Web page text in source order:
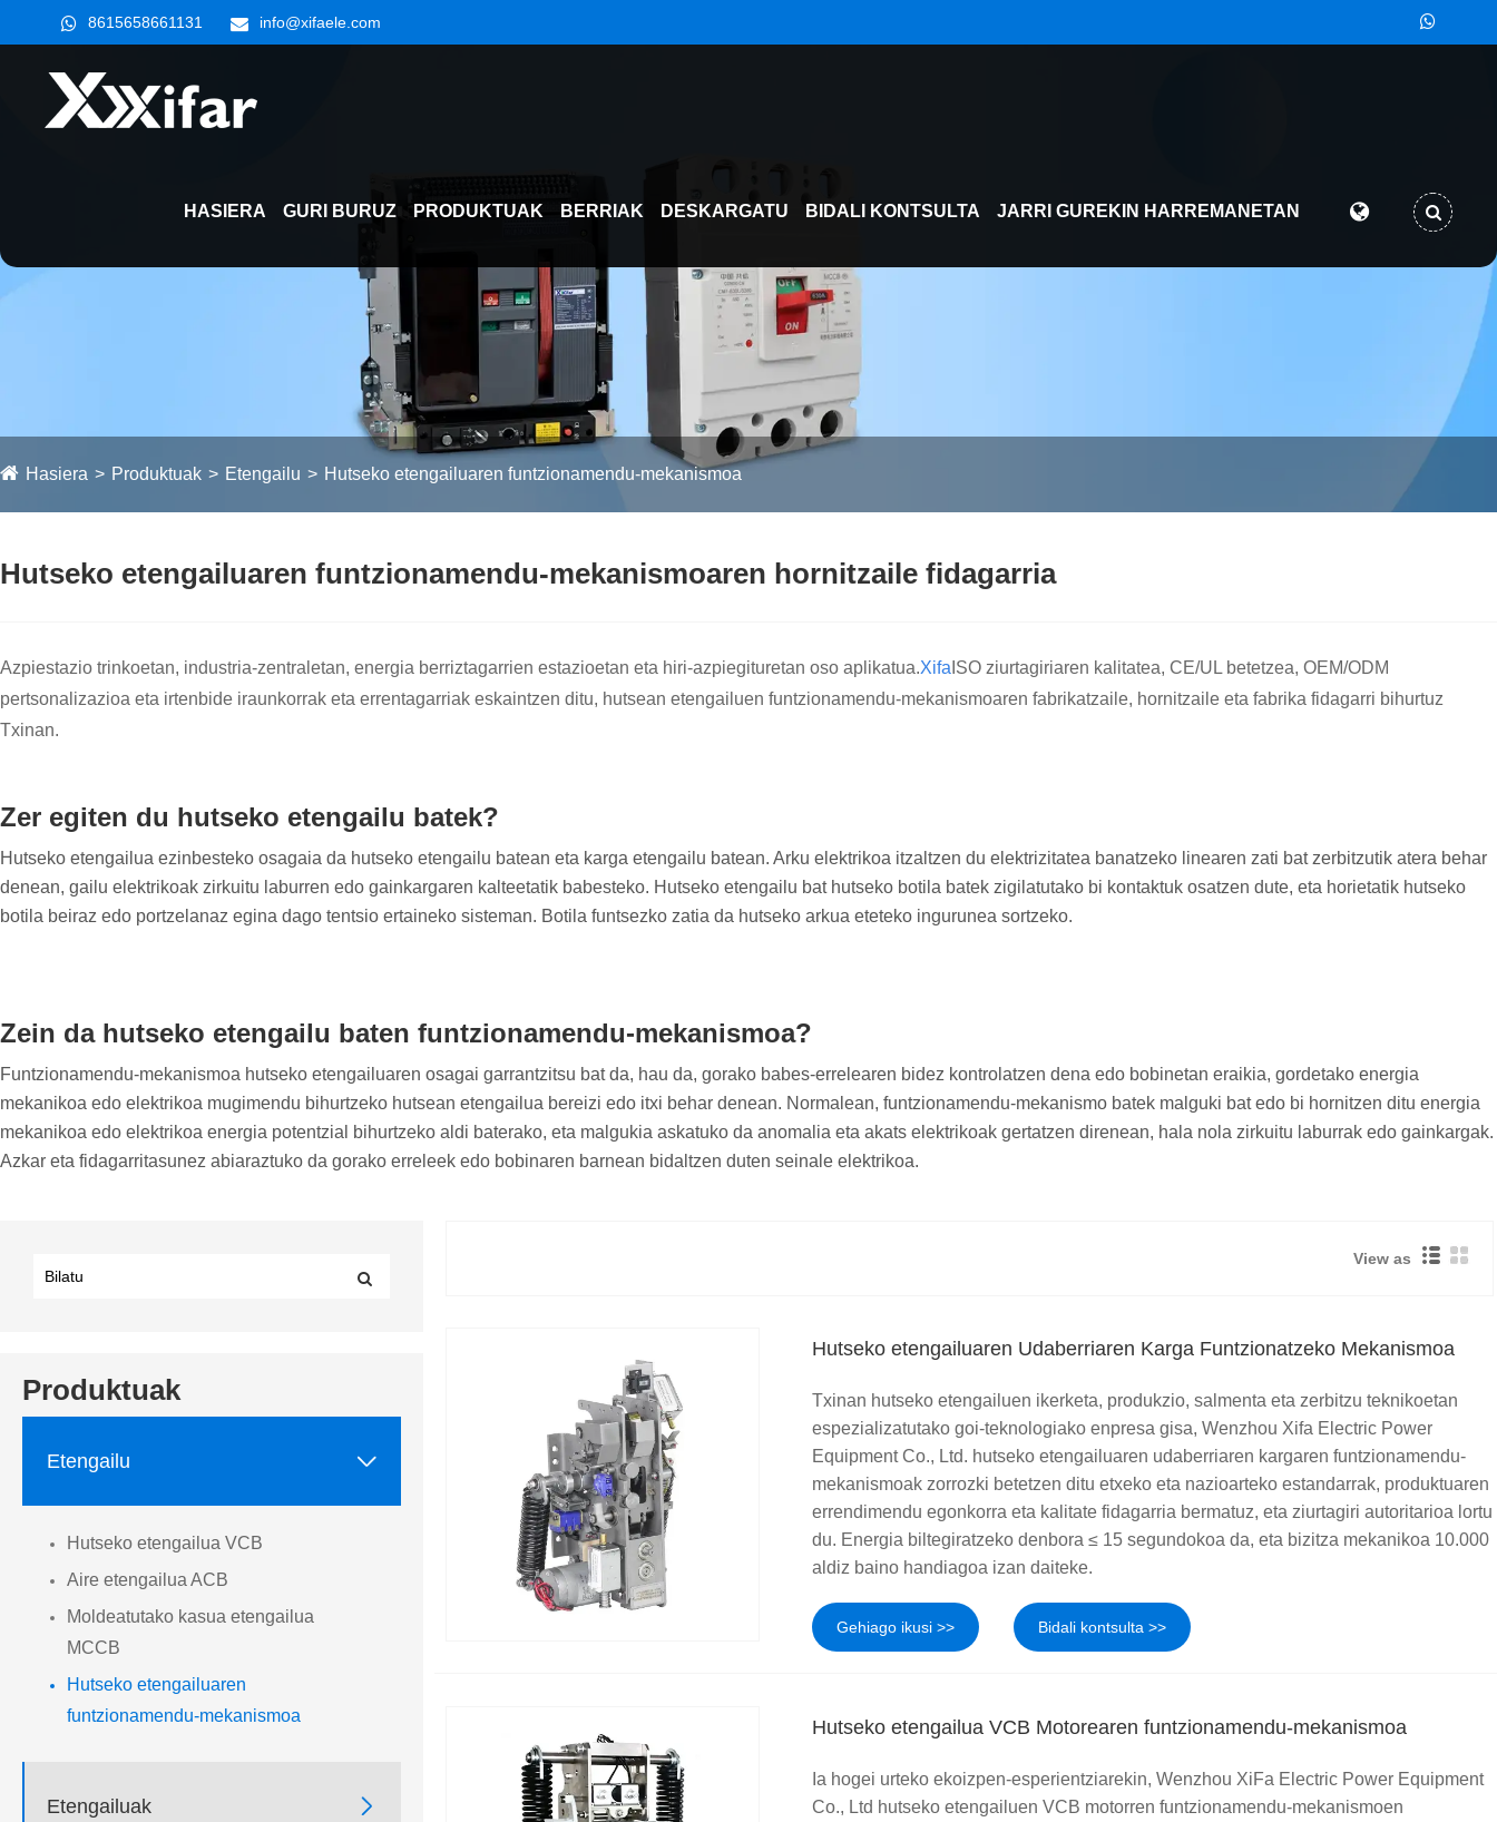
8615658661131 info@xifaele.com
HASIERA GURI BURUZ PRODUKTUAK BERRIAK DESKARGATU BIDALI KONTSULTA JARRI GUREKIN HARREMANETAN
Hasiera Produktuak Etengailu Hutseko etengailuaren funtzionamendu-mekanismoa
Hutseko etengailuaren funtzionamendu-mekanismoaren hornitzaile fidagarria
Azpiestazio trinkoetan, industria-zentraletan, energia berriztagarrien estazioetan eta hiri-azpiegituretan oso aplikatua.Xifa ISO ziurtagiriaren kalitatea, CE/UL betetzea, OEM/ODM
pertsonalizazioa eta irtenbide iraunkorrak eta errentagarriak eskaintzen ditu, hutsean etengailuen funtzionamendu-mekanismoaren fabrikatzaile, hornitzaile eta fabrika fidagarri bihurtuz
Txinan.
Zer egiten du hutseko etengailu batek?
Hutseko etengailua ezinbesteko osagaia da hutseko etengailu batean eta karga etengailu batean. Arku elektrikoa itzaltzen du elektrizitatea banatzeko linearen zati bat zerbitzutik atera behar
denean, gailu elektrikoak zirkuitu laburren edo gainkargaren kalteetatik babesteko. Hutseko etengailu bat hutseko botila batek zigilatutako bi kontaktuk osatzen dute, eta horietatik hutseko
botila beiraz edo portzelanaz egina dago tentsio ertaineko sisteman. Botila funtsezko zatia da hutseko arkua eteteko ingurunea sortzeko.
Zein da hutseko etengailu baten funtzionamendu-mekanismoa?
Funtzionamendu-mekanismoa hutseko etengailuaren osagai garrantzitsu bat da, hau da, gorako babes-errelearen bidez kontrolatzen dena edo bobinetan eraikia, gordetako energia
mekanikoa edo elektrikoa mugimendu bihurtzeko hutsean etengailua bereizi edo itxi behar denean. Normalean, funtzionamendu-mekanismo batek malguki bat edo bi hornitzen ditu energia
mekanikoa edo elektrikoa energia potentzial bihurtzeko aldi baterako, eta malgukia askatuko da anomalia eta akats elektrikoak gertatzen direnean, hala nola zirkuitu laburrak edo gainkargak.
Azkar eta fidagarritasunez abiaraztuko da gorako erreleek edo bobinaren barnean bidaltzen duten seinale elektrikoa.
Produktuak
Etengailu 
Hutseko etengailua VCB
Aire etengailua ACB
Moldeatutako kasua etengailua
MCCB
Hutseko etengailuaren
funtzionamendu-mekanismoa
Etengailuak 
View as
Hutseko etengailuaren Udaberriaren Karga Funtzionatzeko Mekanismoa
Txinan hutseko etengailuen ikerketa, produkzio, salmenta eta zerbitzu teknikoetan
espezializatutako goi-teknologiako enpresa gisa, Wenzhou Xifa Electric Power
Equipment Co., Ltd. hutseko etengailuaren udaberriaren kargaren funtzionamendu-
mekanismoak zorrozki betetzen ditu etxeko eta nazioarteko estandarrak, produktuaren
errendimendu egonkorra eta kalitate fidagarria bermatuz, eta ziurtagiri autoritarioa lortu
du. Energia biltegiratzeko denbora ≤ 15 segundokoa da, eta bizitza mekanikoa 10.000
aldiz baino handiagoa izan daiteke.
Gehiago ikusi >> Bidali kontsulta >>
Hutseko etengailua VCB Motorearen funtzionamendu-mekanismoa
Ia hogei urteko ekoizpen-esperientziarekin, Wenzhou XiFa Electric Power Equipment
Co., Ltd hutseko etengailuen VCB motorren funtzionamendu-mekanismoen